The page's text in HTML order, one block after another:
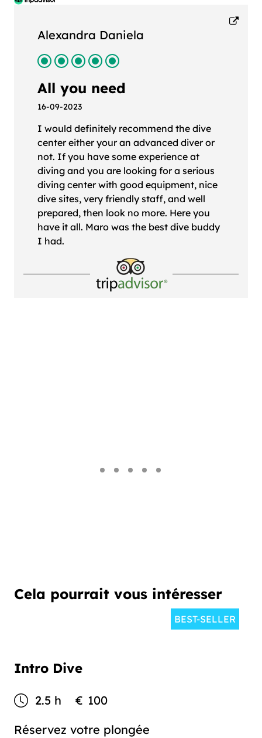
Alexandra Daniela
All you need
16-09-2023
I would definitely recommend the dive
center either your an advanced diver or
not. If you have some experience at
diving and you are looking for a serious
diving center with good equipment, nice
dive sites, very friendly staff, and well
prepared, then look no more. Here you
have it all. Maro was the best dive buddy
I had.
Cela pourrait vous intéresser
BEST-SELLER
Intro Dive
2.5 h € 100
Réservez votre plongée